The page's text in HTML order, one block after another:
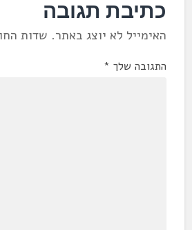
כתיבת תגובה
האימייל לא יוצג באתר. שדות
התגובה שלך *